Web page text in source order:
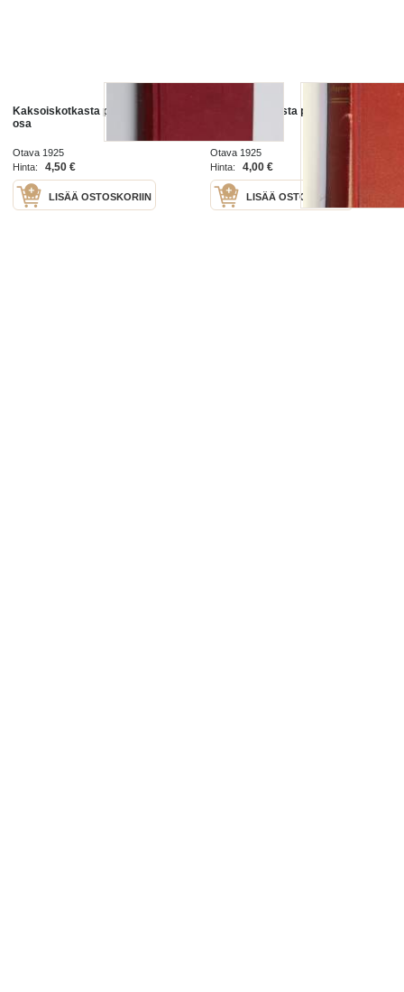
Kaksoiskotkasta punalippuun 2
osa
Otava 1925
Hinta:
4,50 €
LISÄÄ OSTOSKORIIN
Kaksoiskotkasta punalippuun II
Otava 1925
Hinta:
4,00 €
LISÄÄ OSTOSKORIIN